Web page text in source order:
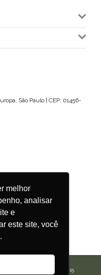
melhor
analisar
e
este site, você
São Paulo | CEP: 01456-
LTDA | CNPJ: 42.506.175/0001-15